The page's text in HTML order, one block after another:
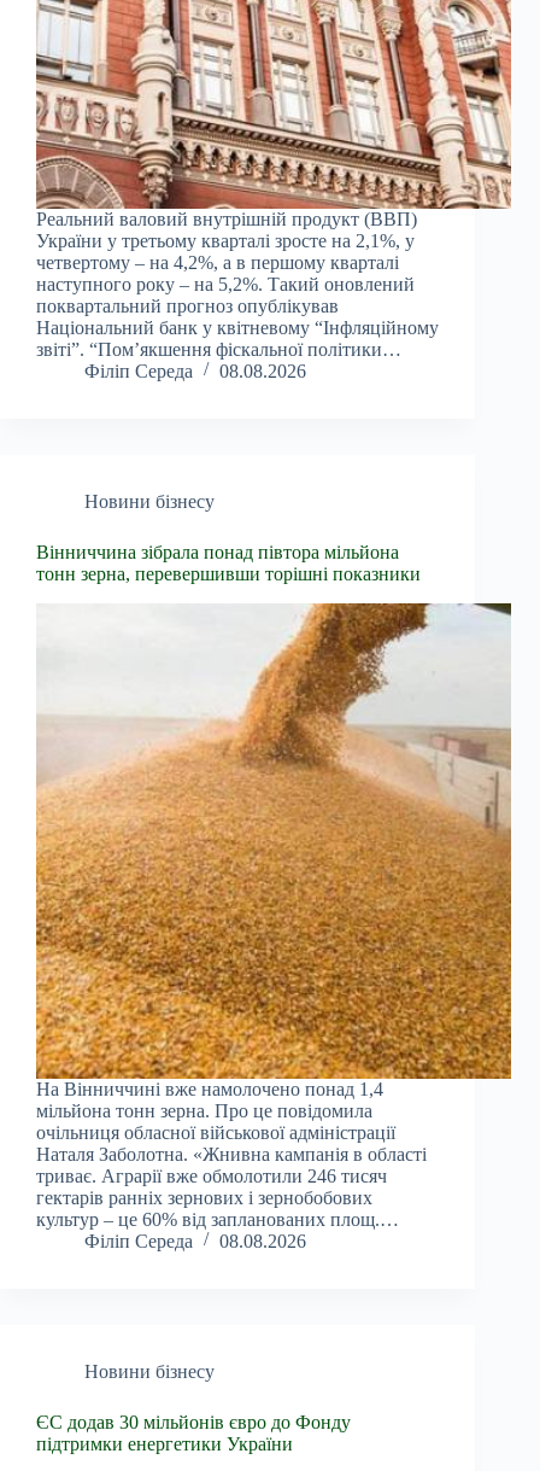
Реальний валовий внутрішній продукт (ВВП)
України у третьому кварталі зросте на 2,1%, у
четвертому – на 4,2%, а в першому кварталі
наступного року – на 5,2%. Такий оновлений
поквартальний прогноз опублікував
Національний банк у квітневому “Інфляційному
звіті”. “Пом’якшення фіскальної політики…
Філіп Середа
08.08.2026
Новини бізнесу
Вінниччина зібрала понад півтора мільйона
тонн зерна, перевершивши торішні показники
На Вінниччині вже намолочено понад 1,4
мільйона тонн зерна. Про це повідомила
очільниця обласної військової адміністрації
Наталя Заболотна. «Жнивна кампанія в області
триває. Аграрії вже обмолотили 246 тисяч
гектарів ранніх зернових і зернобобових
культур – це 60% від запланованих площ.…
Філіп Середа
08.08.2026
Новини бізнесу
ЄС додав 30 мільйонів євро до Фонду
підтримки енергетики України